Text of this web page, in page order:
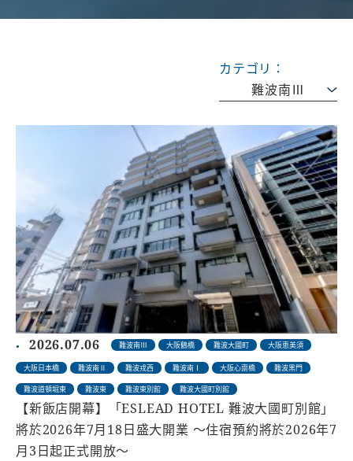
カテゴリ：
難波南Ⅲ
2026.07.06 難波南Ⅲ 大阪鶴橋 難波大國町 大阪恵美須
大阪日本橋 難波南Ⅱ 難波戎西 難波南Ⅰ 大阪心齋橋 難波黑門
難波道頓堀東 難波東 難波東別館 難波大國町別館
【新飯店開幕】「ESLEAD HOTEL 難波大國町別館」
將於2026年7月18日盛大開業 ～住宿預約將於2026年7
月3日起正式開放～